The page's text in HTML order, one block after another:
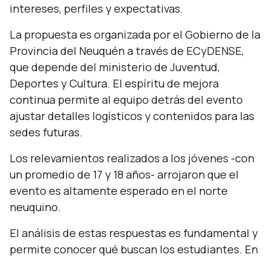
intereses, perfiles y expectativas.
La propuesta es organizada por el Gobierno de la
Provincia del Neuquén a través de ECyDENSE,
que depende del ministerio de Juventud,
Deportes y Cultura. El espíritu de mejora
continua permite al equipo detrás del evento
ajustar detalles logísticos y contenidos para las
sedes futuras.
Los relevamientos realizados a los jóvenes -con
un promedio de 17 y 18 años- arrojaron que el
evento es altamente esperado en el norte
neuquino.
El análisis de estas respuestas es fundamental y
permite conocer qué buscan los estudiantes. En